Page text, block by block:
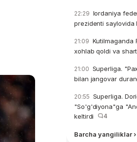
22:29 Iordaniya
prezidenti saylovida
21:09 Kutilmaganda
xohlab qoldi va
21:00 Superliga.
bilan jangovar
20:55 Superliga.
"So'g'diyona"ga
keltirdi
4
Barcha yangiliklar ›